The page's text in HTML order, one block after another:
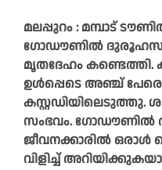
മലപ്പുറം : മമ്പാട്
ഗോഡൗണിൽ
മൃതദേഹം
ഉൾപ്പെടെ അ​​ഞ്ച്
കസ്റ്റഡിയിലെടുത്തു.
സംഭവം. ഗോഡൗണിൽ
ജീവനക്കാരിൽ
വിളിച്ച്